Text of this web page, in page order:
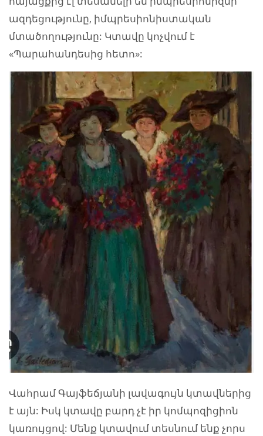
ազդեցությունը, իմպրեսիոնիստական
մտածողությունը: Կտավը կոչվում է
«Պարահանդեսից հետո»:
Վահրամ Գայֆեճյանի լավագույն կտավներից
է այն: Իսկ կտավը բարդ չէ իր կոմպոզիցիոն
կառույցով: Մենք կտավում տեսնում ենք չորս